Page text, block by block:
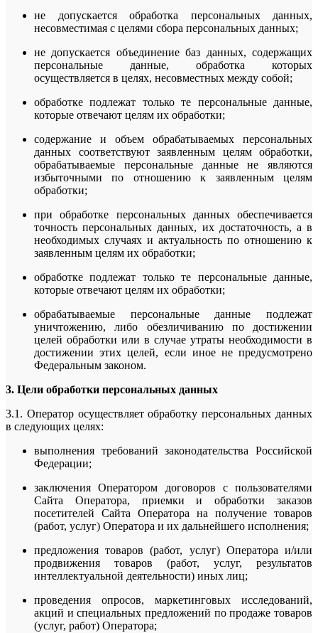
не допускается обработка персональных данных,
несовместимая с целями сбора персональных данных;
не допускается объединение баз данных, содержащих
персональные данные, обработка которых
осуществляется в целях, несовместных между собой;
обработке подлежат только те персональные данные,
которые отвечают целям их обработки;
содержание и объем обрабатываемых персональных
данных соответствуют заявленным целям обработки,
обрабатываемые персональные данные не являются
избыточными по отношению к заявленным целям
обработки;
при обработке персональных данных обеспечивается
точность персональных данных, их достаточность, а в
необходимых случаях и актуальность по отношению к
заявленным целям их обработки;
обработке подлежат только те персональные данные,
которые отвечают целям их обработки;
обрабатываемые персональные данные подлежат
уничтожению, либо обезличиванию по достижении
целей обработки или в случае утраты необходимости в
достижении этих целей, если иное не предусмотрено
Федеральным законом.
3. Цели обработки персональных данных
3.1. Оператор осуществляет обработку персональных данных
в следующих целях:
выполнения требований законодательства Российской
Федерации;
заключения Оператором договоров с пользователями
Сайта Оператора, приемки и обработки заказов
посетителей Сайта Оператора на получение товаров
(работ, услуг) Оператора и их дальнейшего исполнения;
предложения товаров (работ, услуг) Оператора и/или
продвижения товаров (работ, услуг, результатов
интеллектуальной деятельности) иных лиц;
проведения опросов, маркетинговых исследований,
акций и специальных предложений по продаже товаров
(услуг, работ) Оператора;